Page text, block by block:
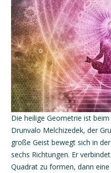
Die heilige Geometrie ist beim
Drunvalo Melchizedek, der
große Geist bewegt sich in
sechs Richtungen. Er
Quadrat zu formen, dann